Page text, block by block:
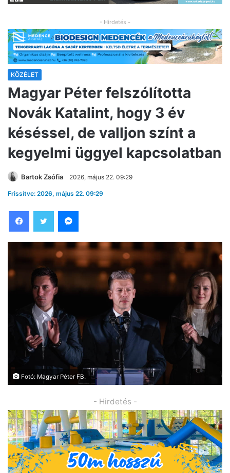
- Hirdetés -
KÖZÉLET
Magyar Péter felszólította
Novák Katalint, hogy 3 év
késéssel, de valljon színt a
kegyelmi üggyel kapcsolatban
Bartok Zsófia 2026, május 22. 09:29
Frissítve: 2026, május 22. 09:29
Fotó: Magyar Péter FB.
- Hirdetés -